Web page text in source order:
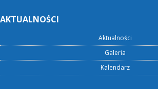
AKTUALNOŚCI
Aktualności
Galeria
Kalendarz